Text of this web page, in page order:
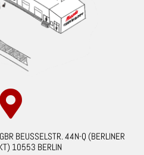
BEUSSELSTR. 44N-Q (BERLINER
10553 BERLIN